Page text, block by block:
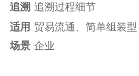
追溯 追溯过程细节
适用
场景
贸易流通、简单组装型
企业